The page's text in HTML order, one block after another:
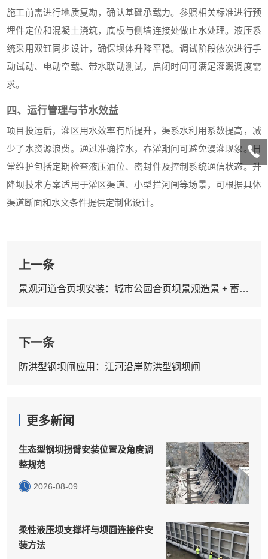
施工前需进行地质复勘，确认基础承载力。参照相关标准进行预
埋件定位和混凝土浇筑，底板与侧墙连接处做止水处理。液压系
统采用双缸同步设计，确保坝体升降平稳。调试阶段依次进行手
动试动、电动空载、带水联动测试，启闭时间可满足灌溉调度需
求。
四、运行管理与节水效益
项目投运后，灌区用水效率有所提升，渠系水利用系数提高，减
少了水资源浪费。通过准确控水，春灌期间可避免漫灌现象。日
常维护包括定期检查液压油位、密封件及控制系统通信状态。升
降坝技术方案适用于灌区渠道、小型拦河闸等场景，可根据具体
渠道断面和水文条件提供定制化设计。
上一条
景观河道合页坝安装：城市公园合页坝景观造景 + 蓄水双重功能
下一条
防洪型钢坝闸应用：江河沿岸防洪型钢坝闸
更多新闻
生态型钢坝拐臂安装位置及角度调
整规范
2026-08-09
柔性液压坝支撑杆与坝面连接件安
装方法